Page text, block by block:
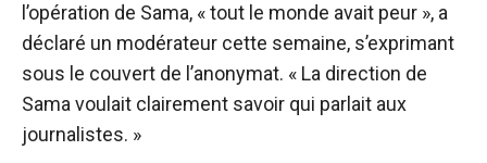
l’opération de Sama, « tout le monde avait peur », a
déclaré un modérateur cette semaine, s’exprimant
sous le couvert de l’anonymat. « La direction de
Sama voulait clairement savoir qui parlait aux
journalistes. »